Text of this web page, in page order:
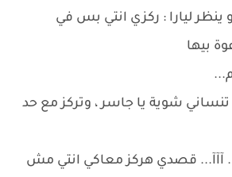
ليارا : ركزي انتي بس في
بيها
شوية يا جاسر ، وتركز مع حد
.. آآآ... قصدي هركز معاكي انتي مش